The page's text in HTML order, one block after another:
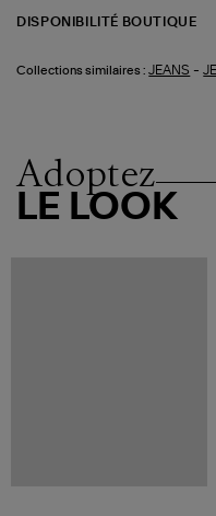
DISPONIBILITÉ BOUTIQUE
Collections similaires : JEANS -
Adoptez
LE LOOK